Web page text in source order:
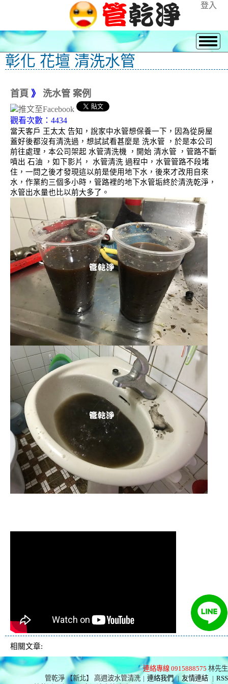
登入
彰化 花壇 清洗水管
首頁 》 洗水管 案例
觀看次數：4434
當天客戶 王太太 告知，說家中水管想保養一下，因為從房屋
蓋好後都沒有清洗過，想試試看甚麼是 洗水管 ，於是本公司
前往處理，本公司架起 水管清洗機 ，開始 清水管 ，管路不斷
噴出 石油 ，如下影片， 水管清洗 過程中，水管管路不段堵
住，一問之後才發現這以前是使用地下水，後來才改用自來
水，作業約三個多小時，管路裡的地下水管垢終於清洗乾淨，
水管出水量也比以前大多了。
相關文章:
連絡專線 0915888575 林先生
管乾淨 【新北】 高週波水管清洗 | 連絡我們 | 友情連結 | RSS